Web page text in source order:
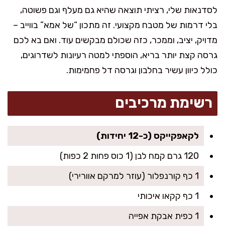
לסדנאות שלי, רציתי תוצאה שהיא גם מעלף וגם פשוטה,
בלי דרמות של מטבח מקצועי. זה מתכון “של אמא” בווייב –
מדויק, יציב, וממכר, כזה שכולם מבקשים עוד. ואם בא לכם
גרסה קצת יותר בריא, הוספתי למטה רעיונות לשדרוגים,
כולל כיוון עשיר בחלבון וגרסה דל פחמימות.
רשימת מרכיבים
לקאפקייקס (כ-12 יחידות)
120 גרם קמח לבן (1 כוס פחות 2 כפות)
1 כף קורנפלור (עוזר למרקם אוורירי)
1 כף קקאו איכותי
1 כפית אבקת אפייה